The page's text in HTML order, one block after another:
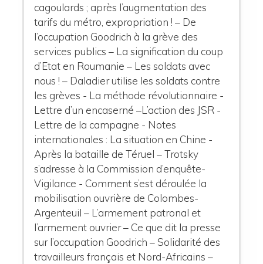
cagoulards ; après l’augmentation des
tarifs du métro, expropriation ! – De
l’occupation Goodrich à la grève des
services publics – La signification du coup
d’Etat en Roumanie – Les soldats avec
nous ! – Daladier utilise les soldats contre
les grèves - La méthode révolutionnaire -
Lettre d’un encaserné –L’action des JSR -
Lettre de la campagne - Notes
internationales : La situation en Chine -
Après la bataille de Téruel – Trotsky
s’adresse à la Commission d’enquête-
Vigilance - Comment s’est déroulée la
mobilisation ouvrière de Colombes-
Argenteuil – L’armement patronal et
l’armement ouvrier – Ce que dit la presse
sur l’occupation Goodrich – Solidarité des
travailleurs français et Nord-Africains –